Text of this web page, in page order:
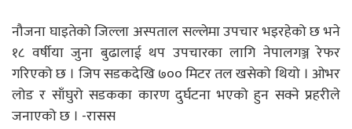
नौजना घाइतेको जिल्ला अस्पताल सल्लेमा उपचार भइरहेको छ भने
१८ वर्षीया जुना बुढालाई थप उपचारका लागि नेपालगञ्ज रेफर
गरिएको छ । जिप सडकदेखि ७०० मिटर तल खसेको थियो । ओभर
लोड र साँघुरो सडकका कारण दुर्घटना भएको हुन सक्ने प्रहरीले
जनाएको छ । -रासस